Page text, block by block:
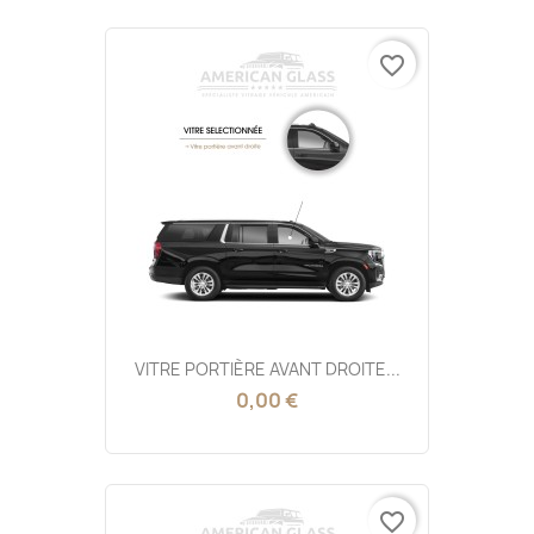
VITRE PORTIÈRE AVANT DROITE...
0,00 €
favorite_border
favorite_border